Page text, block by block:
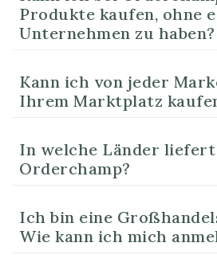
Produkte kaufen, ohne
Unternehmen zu haben?
Kann ich von jeder
Ihrem Marktplatz
In welche Länder liefert
Orderchamp?
Ich bin eine
Wie kann ich mich